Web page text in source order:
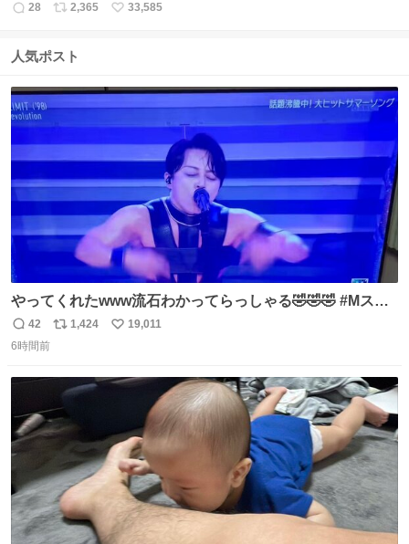
返
数
28
リ
ス
数
2,365
い
33,585
人気ポスト
やってくれたwww流石わかってらっしゃる🤣🤣🤣 #Mステ
#西川貴教
返
信
42
リ
ト
数
1,424
い
19,011
6時間前